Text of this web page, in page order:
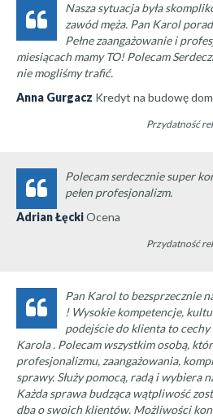
Nasza sytuacja była
zawód męża. Pan Karol
Pełne zaangażowanie i
miesiącach mamy TO! Polecam
nie mogliśmy trafić.
Anna Gurgacz Kredyt na budowę
Przydatność
Polecam serdecznie super
pełen profesjonalizm.
Adrian ŁęckiOcena
Przydatność
Pan Karol to bezsprzecznie
! Wysokie kompetencje,
podejście do klienta to
Karola . Polecam wszystkim osobą,
profesjonalizmu, zaangażowania,
sprawy. Służy pomocą, radą i wybiera
Każda sprawa budząca wątpliwość
dba o swoich klientów. Możliwości